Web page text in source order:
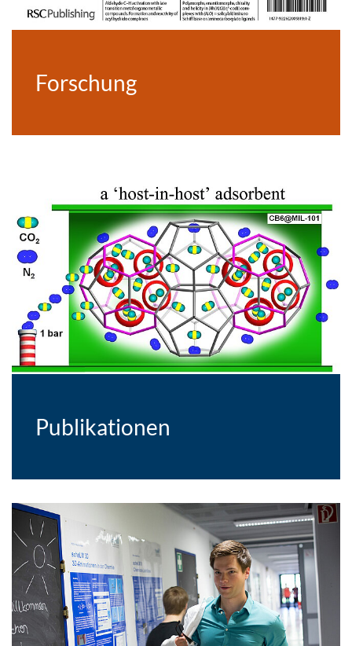
Forschung
Publikationen